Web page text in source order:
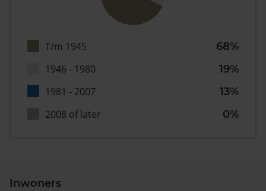
T/m 1945
68%
1946 - 1980
19%
1981 - 2007
13%
2008 of later
0%
Inwoners